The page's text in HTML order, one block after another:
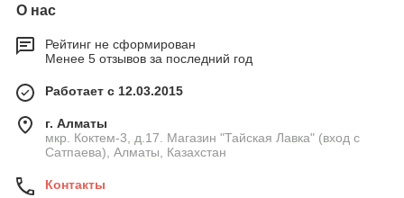
О нас
Рейтинг не сформирован
Менее 5 отзывов за последний год
Работает с 12.03.2015
г. Алматы
мкр. Коктем-3, д.17. Магазин "Тайская Лавка" (вход с
Сатпаева), Алматы, Казахстан
Контакты